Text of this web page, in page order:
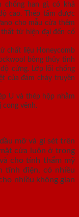
han gỉ, có khả
cao. Thép tấm được
cho mẫu cửa thêm
từ hiện đại đến cổ
chất liệu Honeycomb
bông thủy tinh
cứng. Lớp lõi chống
của đám cháy truyền
U và thép hộp nhằm
cong vênh.
mỡ và gỉ sét trên
cửa luôn ở trong
cho tính thẩm mỹ
tĩnh điện, có nhiều
nhiều không gian